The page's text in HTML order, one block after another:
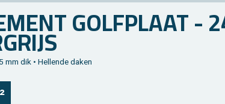
GOLF­PLAAT -
mm dik • Hel­len­de daken